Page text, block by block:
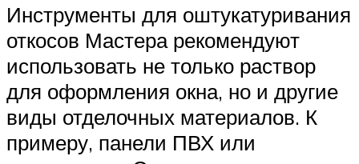
Инструменты для оштукатуривания
откосов Мастера рекомендуют
использовать не только раствор
для оформления окна, но и другие
виды отделочных материалов. К
примеру, панели ПВХ или